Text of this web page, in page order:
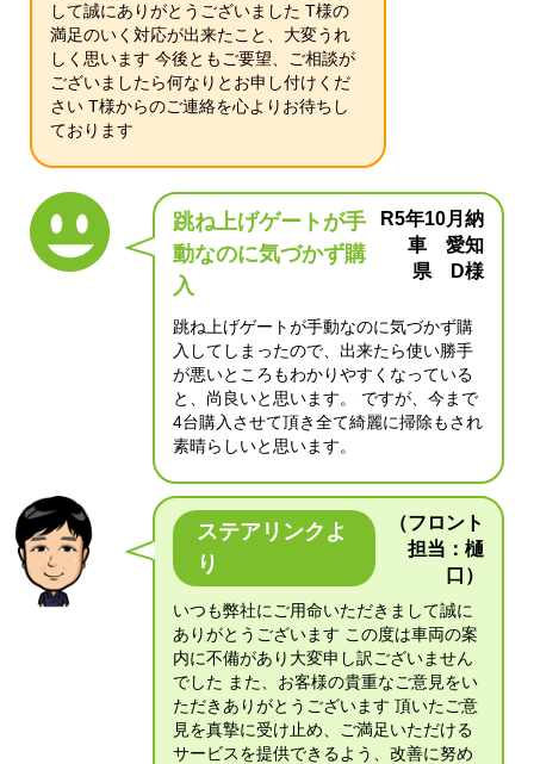
して誠にありがとうございました T様の
満足のいく対応が出来たこと、大変うれ
しく思います 今後ともご要望、ご相談が
ございましたら何なりとお申し付けくだ
さい T様からのご連絡を心よりお待ちし
ております
跳ね上げゲートが手
動なのに気づかず購
入
R5年10月納
車 愛知
県 D様
跳ね上げゲートが手動なのに気づかず購
入してしまったので、出来たら使い勝手
が悪いところもわかりやすくなっている
と、尚良いと思います。 ですが、今まで
4台購入させて頂き全て綺麗に掃除もされ
素晴らしいと思います。
ステアリンクよ
り
（フロント
担当：樋
口）
いつも弊社にご用命いただきまして誠に
ありがとうございます この度は車両の案
内に不備があり大変申し訳ございません
でした また、お客様の貴重なご意見をい
ただきありがとうございます 頂いたご意
見を真摯に受け止め、ご満足いただける
サービスを提供できるよう、改善に努め